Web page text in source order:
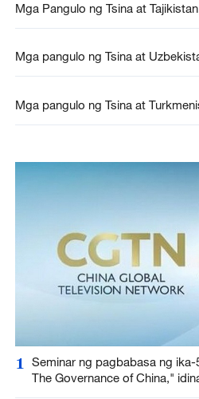
Mga Pangulo ng Tsina at
Mga pangulo ng Tsina at
Mga pangulo ng Tsina at
1
Seminar ng pagbabasa ng
The Governance of China,"